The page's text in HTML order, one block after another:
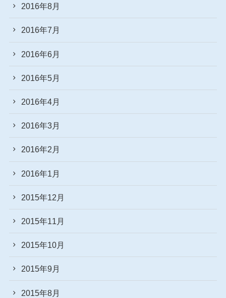
2016年8月
2016年7月
2016年6月
2016年5月
2016年4月
2016年3月
2016年2月
2016年1月
2015年12月
2015年11月
2015年10月
2015年9月
2015年8月